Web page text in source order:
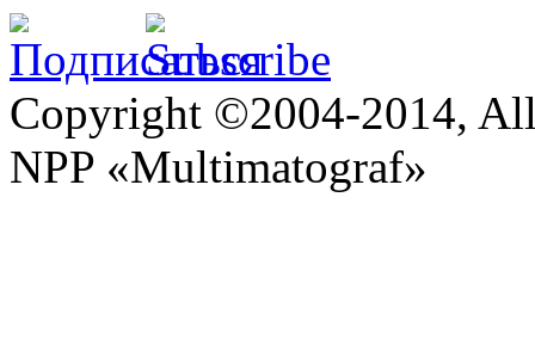
Copyright ©2004-2014,
NPP «Multimatograf»